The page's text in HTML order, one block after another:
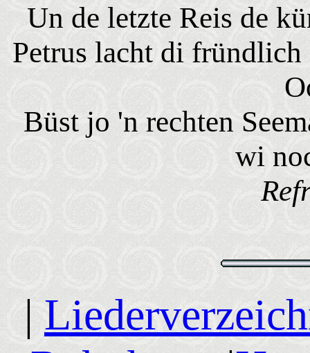
Un de letzte Reis de
Petrus lacht di
Büst jo 'n rechten
wi
|